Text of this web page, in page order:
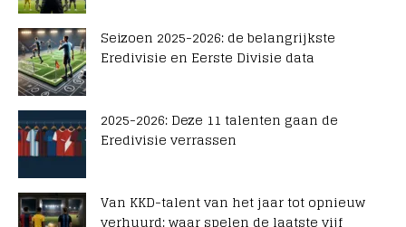
Seizoen 2025-2026: de belangrijkste
Eredivisie en Eerste Divisie data
2025-2026: Deze 11 talenten gaan de
Eredivisie verrassen
Van KKD-talent van het jaar tot opnieuw
verhuurd: waar spelen de laatste vijf